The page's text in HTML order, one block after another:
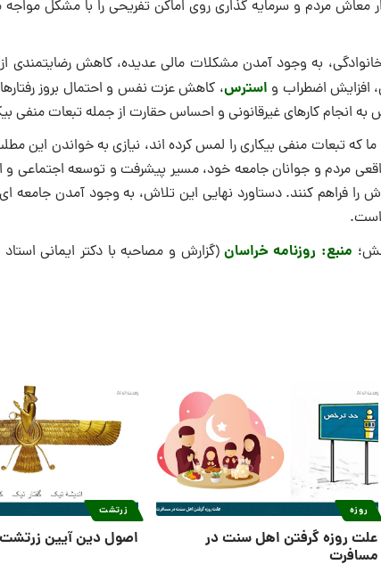
معاش مردم و سرمایه گذاری روی اماکن تفریحی را با مشکل مواجه
خانوادگی، به وجود آمدن مشکلات مالی عدیده، کاهش رضایتمندی
افزایش اضطراب و استرس، کاهش عزت نفس و احتمال بروز
انجام کارهای غیرقانونی و احساس حقارت از جمله تبعات منفی
که تبعات منفی بیکاری را لمس کرده اند، نیازی به خواندن این
مردم و جوانان جامعه خود، مسیر پیشرفت و توسعه اجتماعی و
فراهم کنند. دستاورد نهایی این تلاش، به وجود آمدن جامعه
است.‌‌
منبع: روزنامه خراسان (گزارش و مصاحبه با دکتر ایمانی
روزه
علت روزه گرفتن اهل سنت در
مسافرت
زرتشت
اصول دین آیین زرتشت